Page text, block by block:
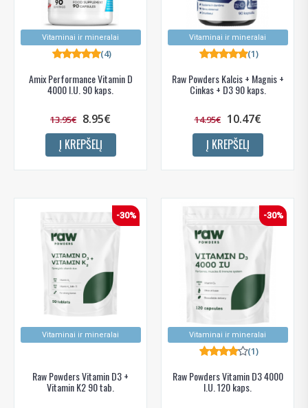
Vitaminai ir mineralai
Amix Performance Vitamin D
4000 I.U. 90 kaps.
(4)
13.95€ 8.95€
Į KREPŠELĮ
Vitaminai ir mineralai
Raw Powders Kalcis + Magnis +
Cinkas + D3 90 kaps.
(1)
14.95€ 10.47€
Į KREPŠELĮ
Vitaminai ir mineralai
-30%
Raw Powders Vitamin D3 +
Vitamin K2 90 tab.
Vitaminai ir mineralai
-30%
Raw Powders Vitamin D3 4000
I.U. 120 kaps.
(1)